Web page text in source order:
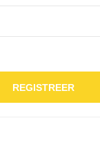
REGISTREER